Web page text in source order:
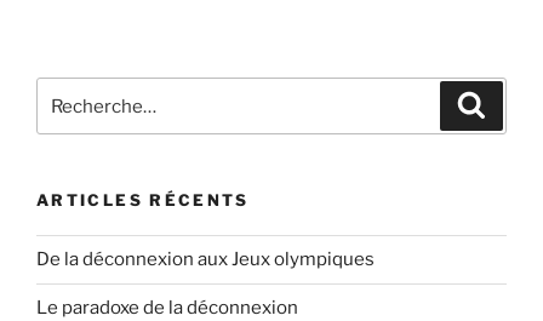
pour
ARTICLES RÉCENTS
De la déconnexion aux Jeux olympiques
Le paradoxe de la déconnexion